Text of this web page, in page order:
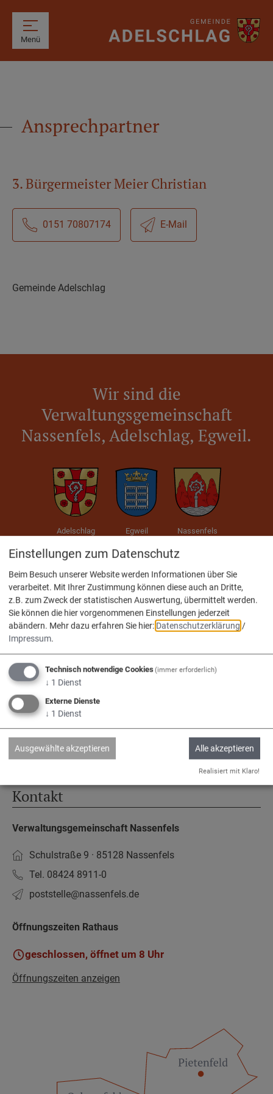
Menü
Ansprechpartner
3. Bürgermeister Meier Christian
0151 70807174 E-Mail
Gemeinde Adelschlag
Wir sind die
Verwaltungsgemeinschaft
Nassenfels, Adelschlag, Egweil.
Adelschlag Egweil Nassenfels
Service
Kontakt & Öffnungszeiten
Impressum
Datenschutz
Barrierefreiheit
Bürgerservice-Portal
Kontakt
Verwaltungsgemeinschaft Nassenfels
Schulstraße 9 · 85128 Nassenfels
Tel. 08424 8911-0
poststelle­@nassenfels.de
Öffnungszeiten Rathaus
geschlossen, öffnet um 8 Uhr
Öffnungszeiten anzeigen
Einstellungen zum Datenschutz
Beim Besuch unserer Website werden Informationen über Sie
verarbeitet. Mit Ihrer Zustimmung können diese auch an Dritte,
z.B. zum Zweck der statistischen Auswertung, übermittelt werden.
Sie können die hier vorgenommenen Einstellungen jederzeit
abändern. Mehr dazu erfahren Sie hier: Datenschutzerklärung /
Impressum.
Technisch notwendige Cookies(immer erforderlich)
↓ 1 Dienst
Externe Dienste
↓ 1 Dienst
Ausgewählte akzeptieren Alle akzeptieren
Realisiert mit Klaro!